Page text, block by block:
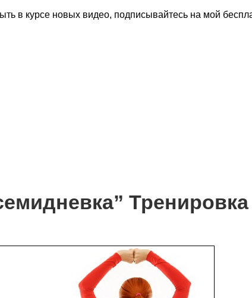
в курсе новых видео, подписывайтесь на мой